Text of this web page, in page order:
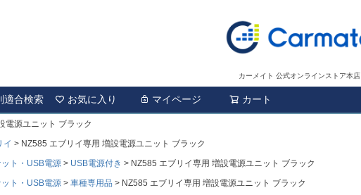
カーメイト 公式オンラインストア本店
適合検索 お気に入り マイページ カート
電源ユニット ブラック
イ
NZ585 エブリイ専用 増設電源ユニット ブラック
ット・USB電源 USB電源付き
NZ585 エブリイ専用 増設電源ユニット ブラック
ット・USB電源 車種専用品 NZ585 エブリイ専用 増設電源ユニット ブラック